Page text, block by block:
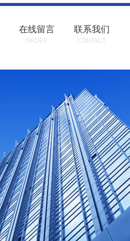
在线留言
ORDER
联系我们
CONTACT